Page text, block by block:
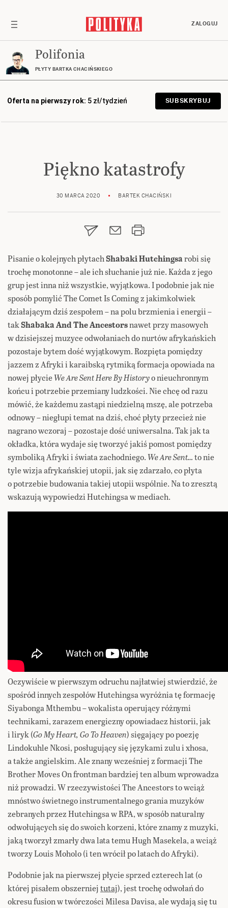
ZALOGUJ
Polifonia
PŁYTY BARTKA CHACIŃSKIEGO
Oferta na pierwszy rok: 5 zł/tydzień SUBSKRYBUJ
Piękno katastrofy
30 MARCA 2020 BARTEK CHACIŃSKI
Pisanie o kolejnych płytachShabaki Hutchingsarobi się
trochę monotonne – ale ich słuchanie już nie. Każda z jego
grup jest inna niż wszystkie, wyjątkowa. I podobnie jak nie
sposób pomylić The Comet Is Coming z jakimkolwiek
działającym dziś zespołem – na polu brzmienia i energii –
takShabaka And The Ancestorsnawet przy masowych
w dzisiejszej muzyce odwołaniach do nurtów afrykańskich
pozostaje bytem dość wyjątkowym. Rozpięta pomiędzy
jazzem z Afryki i karaibską rytmiką formacja opowiada na
nowej płycieWe Are Sent Here By Historyo nieuchronnym
końcu i potrzebie przemiany ludzkości. Nie chcę od razu
mówić, że każdemu zastąpi niedzielną mszę, ale potrzeba
odnowy – niegłupi temat na dziś, choć płyty przecież nie
nagrano wczoraj – pozostaje dość uniwersalna. Tak jak ta
okładka, która wydaje się tworzyć jakiś pomost pomiędzy
symboliką Afryki i świata zachodniego.We Are Sent…to nie
tyle wizja afrykańskiej utopii, jak się zdarzało, co płyta
o potrzebie budowania takiej utopii wspólnie. Na to zresztą
wskazują wypowiedzi Hutchingsa w mediach.
Oczywiście w pierwszym odruchu najłatwiej stwierdzić, że
spośród innych zespołów Hutchingsa wyróżnia tę formację
Siyabonga Mthembu – wokalista operujący różnymi
technikami, zarazem energiczny opowiadacz historii, jak
i liryk (Go My Heart, Go To Heaven) sięgający po poezję
Lindokuhle Nkosi, posługujący się językami zulu i xhosa,
a także angielskim. Ale znany wcześniej z formacji The
Brother Moves On frontman bardziej ten album wprowadza
niż prowadzi. W rzeczywistości The Ancestors to wciąż
mnóstwo świetnego instrumentalnego grania muzyków
zebranych przez Hutchingsa w RPA, w sposób naturalny
odwołujących się do swoich korzeni, które znamy z muzyki,
jaką tworzył zmarły dwa lata temu Hugh Masekela, a wciąż
tworzy Louis Moholo (i ten wrócił po latach do Afryki).
Podobnie jak na pierwszej płycie sprzed czterech lat (o
której pisałem obszerniejtutaj), jest trochę odwołań do
okresu fusion w twórczości Milesa Davisa, ale wydają się tu